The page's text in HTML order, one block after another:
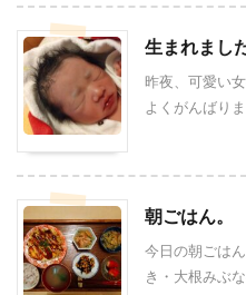
生まれまし
昨夜、可愛い
よくがんばりま
朝ごはん。
今日の朝ごは
き・大根みぶ